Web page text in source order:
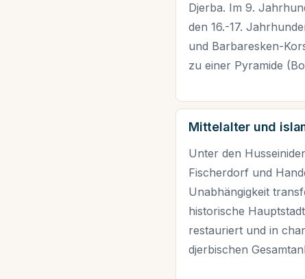
Djerba. Im 9.
den 16.-17.
und Barbaresken-
zu einer Pyramide
Mittelalter und
Unter den
Fischerdorf und
Unabhängigkeit
historische
restauriert und in
djerbischen